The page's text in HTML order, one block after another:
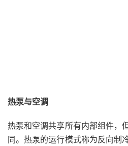
热泵与空调
热泵和空调共享所有内部组件，
同。热泵的运行模式称为反向制